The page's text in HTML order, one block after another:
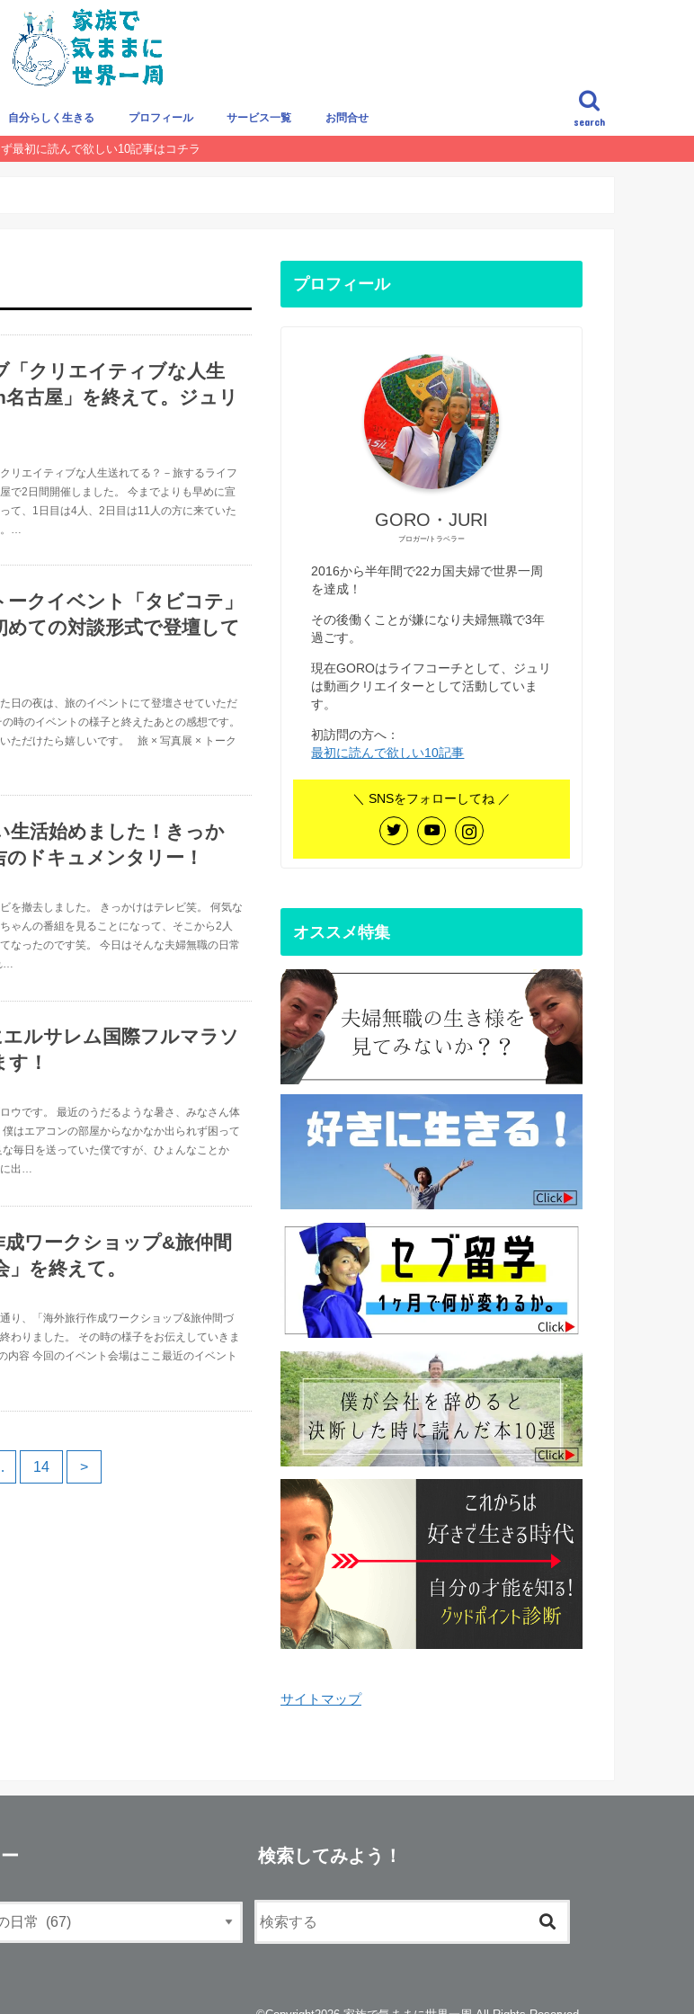
search
旅をお得にする方法
クレジットカード
旅の持ち物
飛行機/LCC
国・地域で探す
自分らしく生きる
THIS WEEK
プロフィール サービス一覧 お問合せ
ず最初に読んで欲しい10記事はコチラ
「クリエイティブな人生
古屋」を終えて。ジュリ
リエイティブな人生送れてる？－旅するライフ
で2日間開催しました。 今までよりも早めに宣
て、1日目は4人、2日目は11人の方に来ていた
。…
クイベント「タビコテ」
めての対談形式で登壇して
日の夜は、旅のイベントにて登壇させていただ
時のイベントの様子と終えたあとの感想です。
ただけたら嬉しいです。 旅 × 写真展 × トーク
生活始めました！きっか
のドキュメンタリー！
を撤去しました。 きっかけはテレビ笑。 何気な
ゃんの番組を見ることになって、そこから2人
なったのです笑。 今日はそんな夫婦無職の日常
…
ルサレム国際フルマラソ
！
ウです。 最近のうだるような暑さ、みなさん体
はエアコンの部屋からなかなか出られず困って
毎日を送っていた僕ですが、ひょんなことか
に出…
成ワークショップ&旅仲間
を終えて。
り、「海外旅行作成ワークショップ&旅仲間づ
わりました。 その時の様子をお伝えしていきま
容 今回のイベント会場はここ最近のイベント
14 >
プロフィール
GORO・JURI
ブロガー/トラベラー
2016から半年間で22カ国夫婦で世界一周
を達成！
その後働くことが嫌になり夫婦無職で3年
過ごす。
現在GOROはライフコーチとして、ジュリ
は動画クリエイターとして活動していま
す。
初訪問の方へ：
最初に読んで欲しい10記事
＼ SNSをフォローしてね ／
オススメ特集
サイトマップ
検索してみよう！